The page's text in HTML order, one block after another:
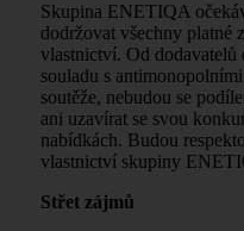
Skupina ENETIQA
dodržovat všechny platné
vlastnictví. Od dodavatelů
souladu s
soutěže, nebudou se
ani uzavírat se svou
nabídkách. Budou
vlastnictví skupiny
Střet zájmů